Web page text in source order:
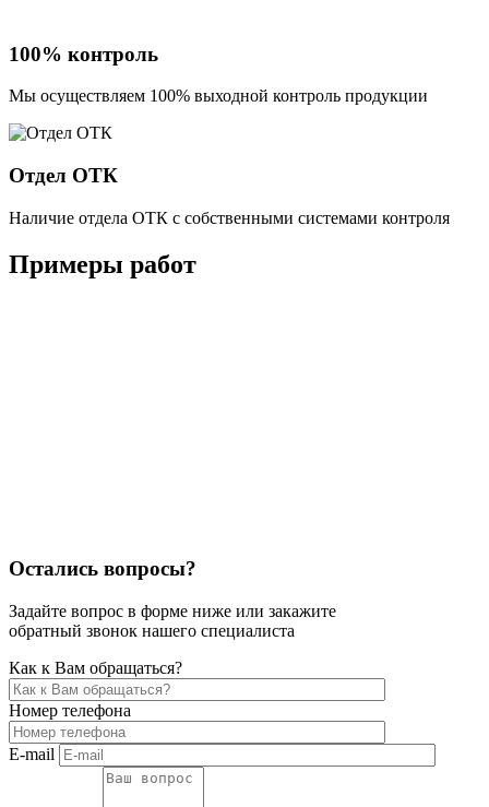
100% контроль
Мы осуществляем 100% выходной контроль продукции
Отдел ОТК
Наличие отдела ОТК с собственными системами контроля
Примеры работ
Остались вопросы?
Задайте вопрос в форме ниже или закажите
обратный звонок нашего специалиста
Как к Вам обращаться?
Номер телефона
E-mail